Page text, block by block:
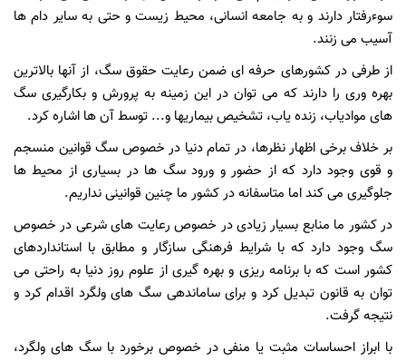
سوءرفتار دارند و به جامعه انسانی، محیط زیست و حتی به سایر دام ها
آسیب می زنند.
از طرفی در کشورهای حرفه ای ضمن رعایت حقوق سگ، از آنها بالاترین
بهره وری را دارند که می توان در این زمینه به پرورش و بکارگیری سگ
های موادیاب، زنده یاب، تشخیص بیماریها و... توسط آن ها اشاره کرد.
بر خلاف برخی اظهار نظرها، در تمام دنیا در خصوص سگ قوانین منسجم
و قوی وجود دارد که از حضور و ورود سگ ها در بسیاری از محیط ها
جلوگیری می کند اما متاسفانه در کشور ما چنین قوانینی نداریم.
در کشور ما منابع بسیار زیادی در خصوص رعایت های شرعی در خصوص
سگ وجود دارد که با شرایط فرهنگی سازگار و مطابق با استانداردهای
کشور است که با برنامه ریزی و بهره گیری از علوم روز دنیا به راحتی می
توان به قانون تبدیل کرد و برای ساماندهی سگ های ولگرد اقدام کرد و
نتیجه گرفت.
با ابراز احساسات مثبت یا منفی در خصوص برخورد با سگ های ولگرد،